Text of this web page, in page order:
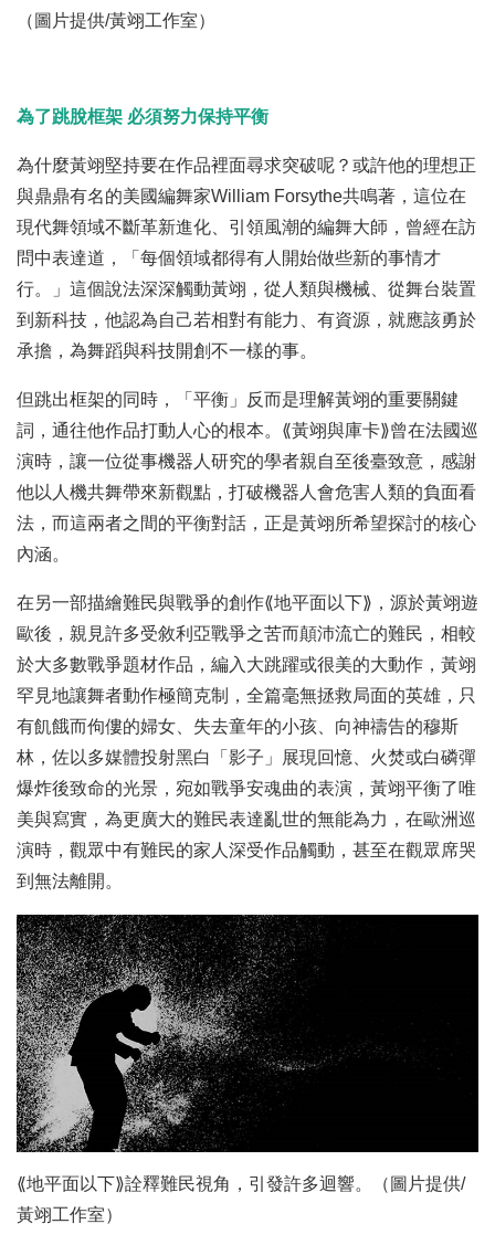
（圖片提供/黃翊工作室）
為了跳脫框架 必須努力保持平衡
為什麼黃翊堅持要在作品裡面尋求突破呢？或許他的理想正
與鼎鼎有名的美國編舞家William Forsythe共鳴著，這位在
現代舞領域不斷革新進化、引領風潮的編舞大師，曾經在訪
問中表達道，「每個領域都得有人開始做些新的事情才
行。」這個說法深深觸動黃翊，從人類與機械、從舞台裝置
到新科技，他認為自己若相對有能力、有資源，就應該勇於
承擔，為舞蹈與科技開創不一樣的事。
但跳出框架的同時，「平衡」反而是理解黃翊的重要關鍵
詞，通往他作品打動人心的根本。⟪黃翊與庫卡⟫曾在法國巡
演時，讓一位從事機器人研究的學者親自至後臺致意，感謝
他以人機共舞帶來新觀點，打破機器人會危害人類的負面看
法，而這兩者之間的平衡對話，正是黃翊所希望探討的核心
內涵。
在另一部描繪難民與戰爭的創作⟪地平面以下⟫，源於黃翊遊
歐後，親見許多受敘利亞戰爭之苦而顛沛流亡的難民，相較
於大多數戰爭題材作品，編入大跳躍或很美的大動作，黃翊
罕見地讓舞者動作極簡克制，全篇毫無拯救局面的英雄，只
有飢餓而佝僂的婦女、失去童年的小孩、向神禱告的穆斯
林，佐以多媒體投射黑白「影子」展現回憶、火焚或白磷彈
爆炸後致命的光景，宛如戰爭安魂曲的表演，黃翊平衡了唯
美與寫實，為更廣大的難民表達亂世的無能為力，在歐洲巡
演時，觀眾中有難民的家人深受作品觸動，甚至在觀眾席哭
到無法離開。
⟪地平面以下⟫詮釋難民視角，引發許多迴響。（圖片提供/
黃翊工作室）